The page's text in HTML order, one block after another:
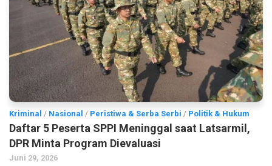
Kriminal / Nasional / Peristiwa & Serba Serbi / Politik & Hukum
Daftar 5 Peserta SPPI Meninggal saat Latsarmil,
DPR Minta Program Dievaluasi
Juni 29, 2026